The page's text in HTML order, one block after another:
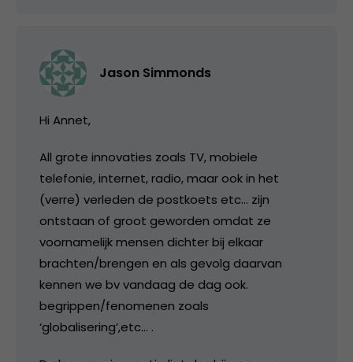
Jason Simmonds
Hi Annet,
All grote innovaties zoals TV, mobiele
telefonie, internet, radio, maar ook in het
(verre) verleden de postkoets etc… zijn
ontstaan of groot geworden omdat ze
voornamelijk mensen dichter bij elkaar
brachten/brengen en als gevolg daarvan
kennen we bv vandaag de dag ook.
begrippen/fenomenen zoals
‘globalisering’,etc… .